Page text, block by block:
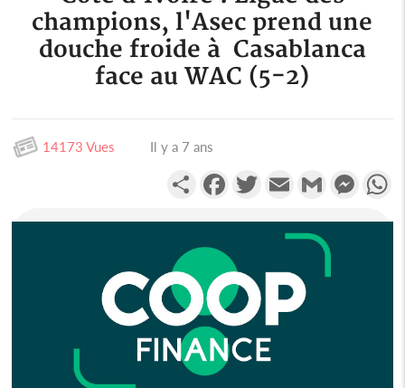
champions, l'Asec prend une
douche froide à Casablanca
face au WAC (5-2)
14173 Vues Il y a 7 ans
PartagerFacebookTwitterEmail Gmail